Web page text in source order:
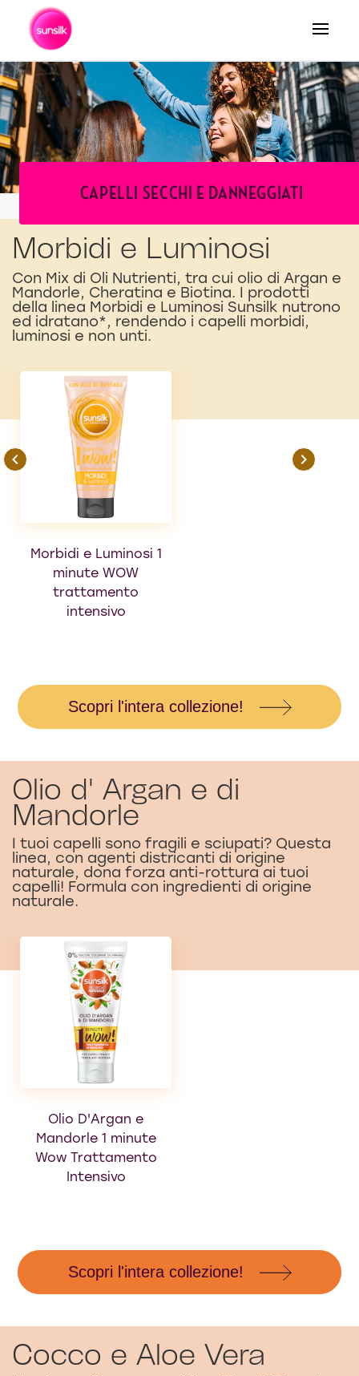
CAPELLI SECCHI E DANNEGGIATI
Scopri l'intera collezione!
Con Mix di Oli Nutrienti, tra cui olio di Argan e
Mandorle, Cheratina e Biotina. I prodotti
della linea Morbidi e Luminosi Sunsilk nutrono
ed idratano*, rendendo i capelli morbidi,
luminosi e non unti.
Morbidi e Luminosi
Morbidi e Luminosi 1
minute WOW
trattamento
intensivo
Scopri l'intera collezione!
I tuoi capelli sono fragili e sciupati? Questa
linea, con agenti districanti di origine
naturale, dona forza anti-rottura ai tuoi
capelli! Formula con ingredienti di origine
naturale.
Olio d' Argan e di
Mandorle
Olio D'Argan e
Mandorle 1 minute
Wow Trattamento
Intensivo
Cocco e Aloe Vera